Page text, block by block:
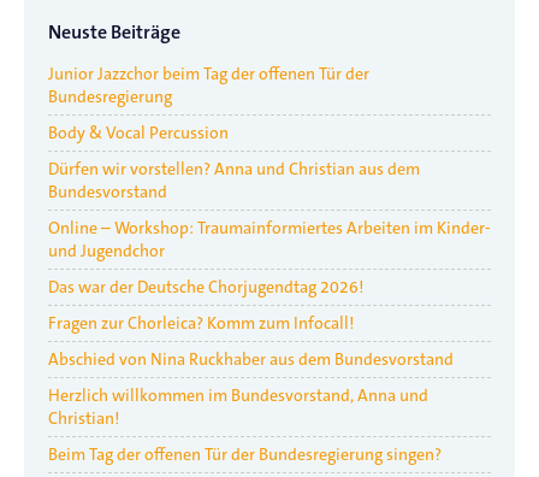
Neuste Beiträge
Junior Jazzchor beim Tag der offenen Tür der
Bundesregierung
Body & Vocal Percussion
Dürfen wir vorstellen? Anna und Christian aus dem
Bundesvorstand
Online – Workshop: Traumainformiertes Arbeiten im Kinder-
und Jugendchor
Das war der Deutsche Chorjugendtag 2026!
Fragen zur Chorleica? Komm zum Infocall!
Abschied von Nina Ruckhaber aus dem Bundesvorstand
Herzlich willkommen im Bundesvorstand, Anna und
Christian!
Beim Tag der offenen Tür der Bundesregierung singen?